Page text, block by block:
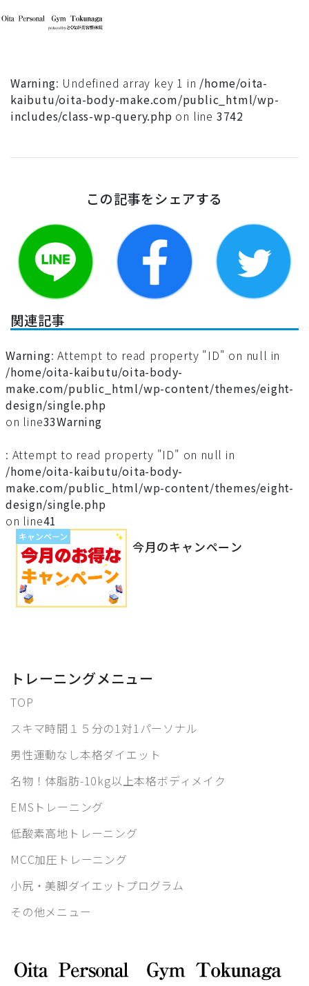
Warning: Undefined array key 1 in /home/oita-
kaibutu/oita-body-make.com/public_html/wp-
includes/class-wp-query.php on line 3742
この記事をシェアする
関連記事
Warning: Attempt to read property "ID" on null in
/home/oita-kaibutu/oita-body-
make.com/public_html/wp-content/themes/eight-
design/single.php
on line33Warning
: Attempt to read property "ID" on null in
/home/oita-kaibutu/oita-body-
make.com/public_html/wp-content/themes/eight-
design/single.php
on line41
キャンペーン
今月のキャンペーン
トレーニングメニュー
TOP
スキマ時間１５分の1対1パーソナル
男性運動なし本格ダイエット
名物！体脂肪-10kg以上本格ボディメイク
EMSトレーニング
低酸素高地トレーニング
MCC加圧トレーニング
小尻・美脚ダイエットプログラム
その他メニュー